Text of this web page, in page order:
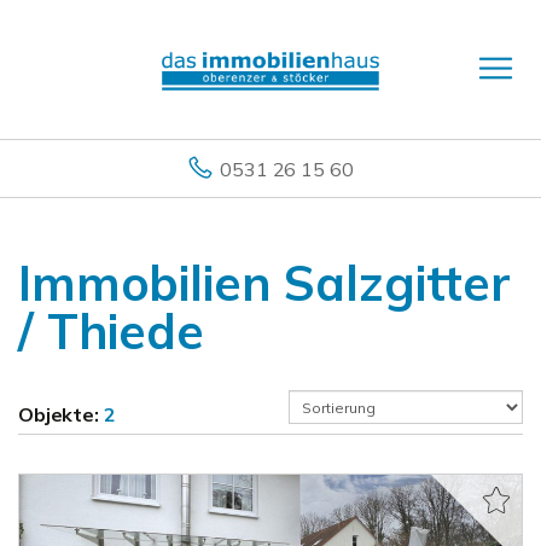
0531 26 15 60
Immobilien Salzgitter
/ Thiede
Objekte: 2